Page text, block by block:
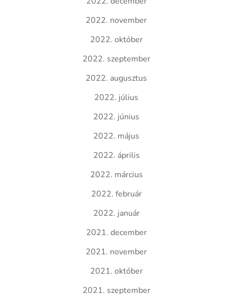
2022. november
2022. október
2022. szeptember
2022. augusztus
2022. július
2022. június
2022. május
2022. április
2022. március
2022. február
2022. január
2021. december
2021. november
2021. október
2021. szeptember